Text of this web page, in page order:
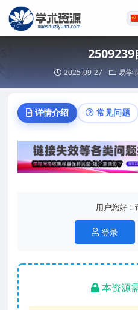
2025-09-27 易学
详情介绍 常见问题
用户您好！
登录
本资源